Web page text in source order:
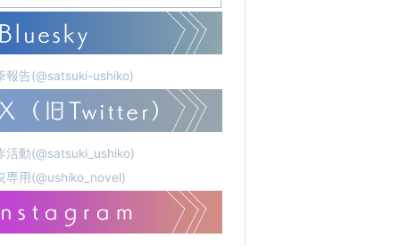
報告(@satsuki-ushiko)
活動(@satsuki_ushiko)
専用(@ushiko_novel)